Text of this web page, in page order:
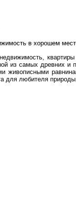
в хорошем
из самых древних
живописными
любителя
в плане купить в